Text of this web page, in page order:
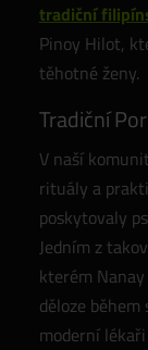
tradiční
Pinoy Hilot,
těhotné ženy.
Tradiční
V naší
rituály a
poskytovaly
Jedním z
kterém
děloze
moderní